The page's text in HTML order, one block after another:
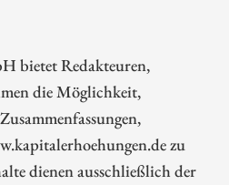
bietet Redakteuren,
die Möglichkeit,
zu
dienen ausschließlich der